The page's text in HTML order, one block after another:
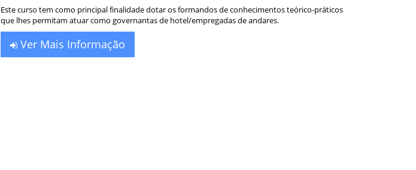
Este curso tem como principal finalidade dotar os formandos de conhecimentos teórico-práticos
que lhes permitam atuar como governantas de hotel/empregadas de andares.
Ver Mais Informação